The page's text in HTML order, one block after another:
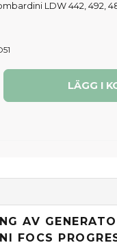
LDW 442, 492,
LÄGG I
AV
FOCS